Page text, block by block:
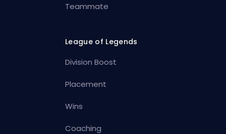
Teammate
League of Legends
Division Boost
Placement
Wins
Coaching